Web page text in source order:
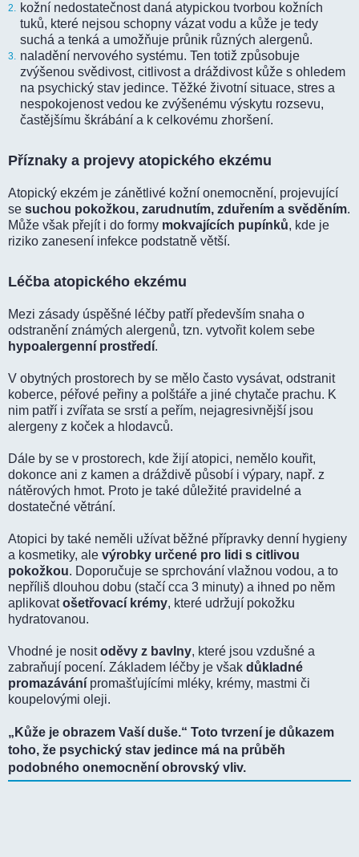
kožní nedostatečnost daná atypickou tvorbou kožních
tuků, které nejsou schopny vázat vodu a kůže je tedy
suchá a tenká a umožňuje průnik různých alergenů.
naladění nervového systému. Ten totiž způsobuje
zvýšenou svědivost, citlivost a dráždivost kůže s ohledem
na psychický stav jedince. Těžké životní situace, stres a
nespokojenost vedou ke zvýšenému výskytu rozsevu,
častějšímu škrábání a k celkovému zhoršení.
Příznaky a projevy atopického ekzému
Atopický ekzém je zánětlivé kožní onemocnění, projevující
se suchou pokožkou, zarudnutím, zduřením a svěděním.
Může však přejít i do formy mokvajících pupínků, kde je
riziko zanesení infekce podstatně větší.
Léčba atopického ekzému
Mezi zásady úspěšné léčby patří především snaha o
odstranění známých alergenů, tzn. vytvořit kolem sebe
hypoalergenní prostředí.
V obytných prostorech by se mělo často vysávat, odstranit
koberce, péřové peřiny a polštáře a jiné chytače prachu. K
nim patří i zvířata se srstí a peřím, nejagresivnější jsou
alergeny z koček a hlodavců.
Dále by se v prostorech, kde žijí atopici, nemělo kouřit,
dokonce ani z kamen a dráždivě působí i výpary, např. z
nátěrových hmot. Proto je také důležité pravidelné a
dostatečné větrání.
Atopici by také neměli užívat běžné přípravky denní hygieny
a kosmetiky, ale výrobky určené pro lidi s citlivou
pokožkou. Doporučuje se sprchování vlažnou vodou, a to
nepříliš dlouhou dobu (stačí cca 3 minuty) a ihned po něm
aplikovatošetřovací krémy, které udržují pokožku
hydratovanou.
Vhodné je nositoděvy z bavlny, které jsou vzdušné a
zabraňují pocení. Základem léčby je však důkladné
promazávání promašťujícími mléky, krémy, mastmi či
koupelovými oleji.
„Kůže je obrazem Vaší duše.“ Toto tvrzení je důkazem
toho, že psychický stav jedince má na průběh
podobného onemocnění obrovský vliv.